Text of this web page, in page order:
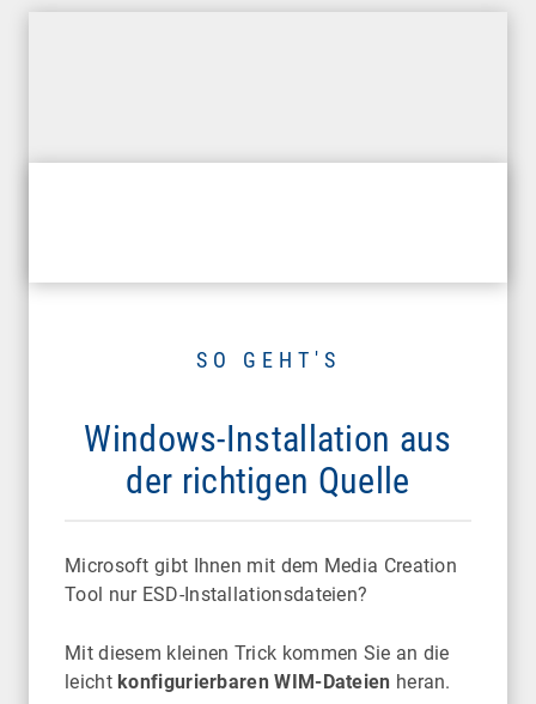
Windows-Installation aus
der richtigen Quelle
SO GEHT'S
Microsoft gibt Ihnen mit dem Media Creation
Tool nur ESD-Installationsdateien?
Mit diesem kleinen Trick kommen Sie an die
leicht konfigurierbaren WIM-Dateien heran.